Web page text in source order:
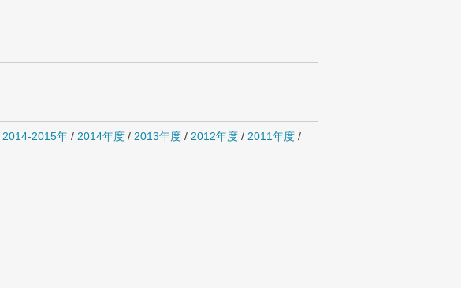
2014-2015年 / 2014年度 / 2013年度 / 2012年度 / 2011年度 /